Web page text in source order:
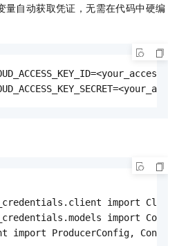
量自动获取凭证，无需在代码中硬编
import
import
import ProducerConfig,